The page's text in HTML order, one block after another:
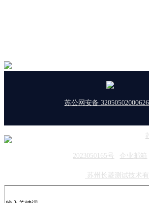
苏公网安备
2023050165号 企业邮箱
苏州长菱测试技术有